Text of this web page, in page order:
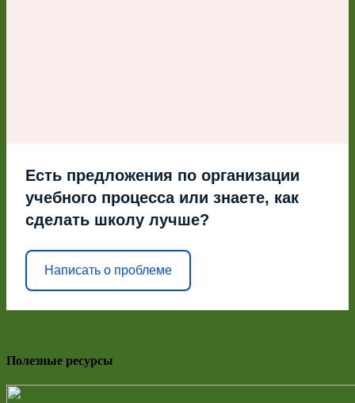
Есть предложения по организации
учебного процесса или знаете, как
сделать школу лучше?
Написать о проблеме
Полезные ресурсы